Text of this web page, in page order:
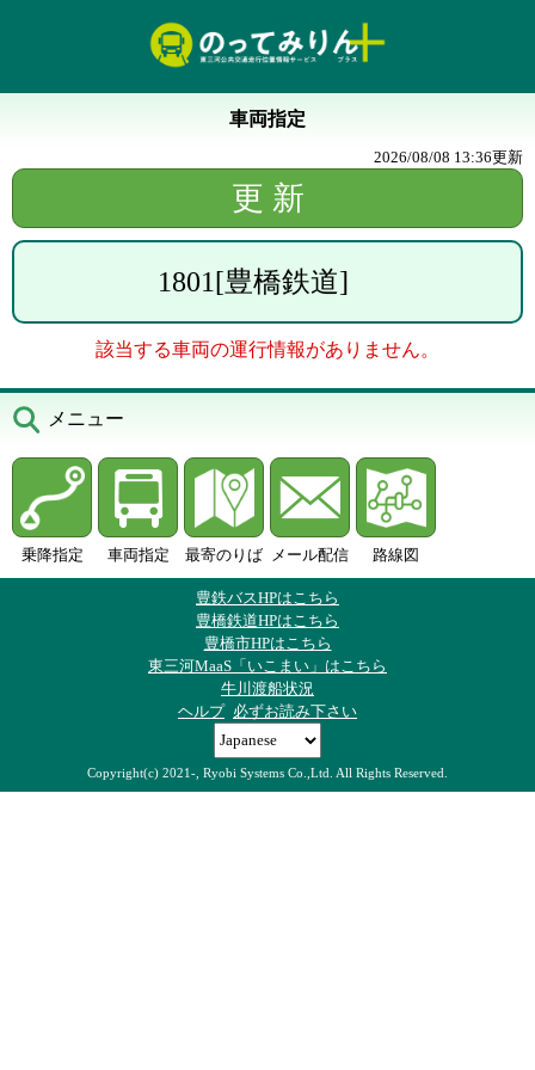
車両指定
2026/08/08 13:36更新
1801[豊橋鉄道]
該当する車両の運行情報がありません。
メニュー
乗降指定 車両指定 最寄のりば メール配信 路線図
豊鉄バスHPはこちら
豊橋鉄道HPはこちら
豊橋市HPはこちら
東三河MaaS「いこまい」はこちら
牛川渡船状況
ヘルプ 必ずお読み下さい
Copyright(c) 2021-, Ryobi Systems Co.,Ltd. All Rights Reserved.